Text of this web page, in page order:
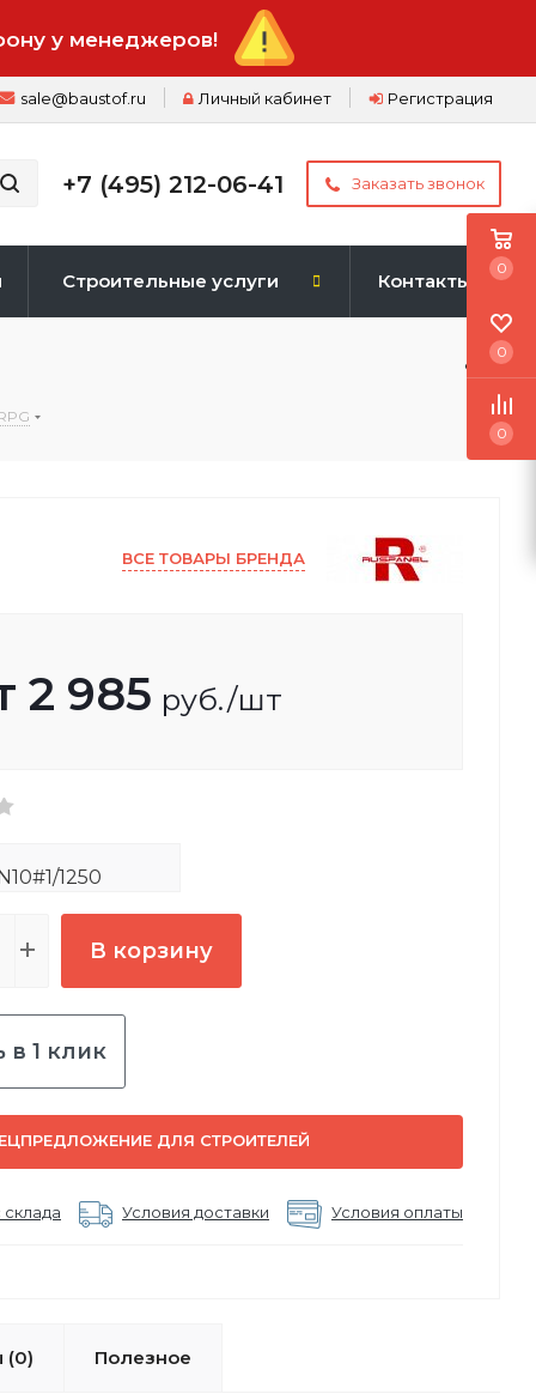
у менеджеров!
Регистрация
Личный кабинет
sale@baustof.ru
+7 (495) 212-06-41 Заказать звонок
Строительные услуги Контакты
ВСЕ ТОВАРЫ БРЕНДА
2 985 руб./шт
1250
В корзину
в 1 клик
ДЛЯ СТРОИТЕЛЕЙ
Условия доставки Условия оплаты
(0) Полезное
0
0
0